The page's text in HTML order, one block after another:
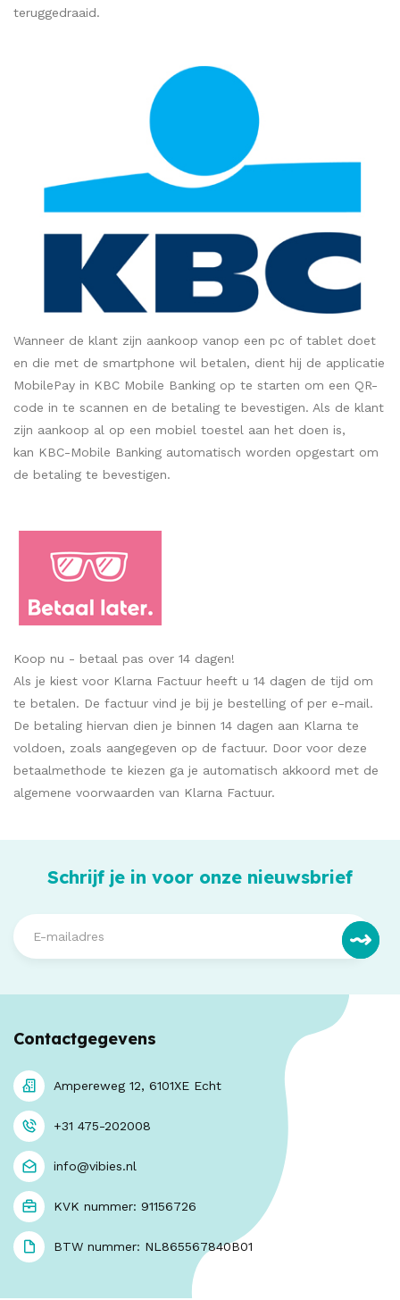
teruggedraaid.
Wanneer de klant zijn aankoop vanop een pc of tablet doet
en die met de smartphone wil betalen, dient hij de applicatie
MobilePay in KBC Mobile Banking op te starten om een QR-
code in te scannen en de betaling te bevestigen. Als de klant
zijn aankoop al op een mobiel toestel aan het doen is,
kan KBC-Mobile Banking automatisch worden opgestart om
de betaling te bevestigen.
Koop nu - betaal pas over 14 dagen!
Als je kiest voor Klarna Factuur heeft u 14 dagen de tijd om
te betalen. De factuur vind je bij je bestelling of per e-mail.
De betaling hiervan dien je binnen 14 dagen aan Klarna te
voldoen, zoals aangegeven op de factuur. Door voor deze
betaalmethode te kiezen ga je automatisch akkoord met de
algemene voorwaarden van Klarna Factuur.
Schrijf je in voor onze nieuwsbrief
Contactgegevens
Ampereweg 12, 6101XE Echt
+31 475-202008
info@vibies.nl
KVK nummer: 91156726
BTW nummer: NL865567840B01